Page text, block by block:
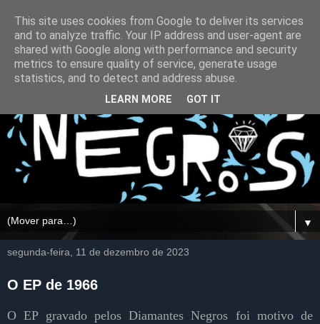
▼
segunda-feira, 11 de dezembro de 2023
O EP de 1966
O EP gravado pelos Diamantes Negros foi motivo de
This site uses cookies from Google to deliver its services
and to analyze traffic. Your IP address and user-agent are
shared with Google along with performance and security
metrics to ensure quality of service, generate usage
statistics, and to detect and address abuse.
LEARN MORE GOT IT